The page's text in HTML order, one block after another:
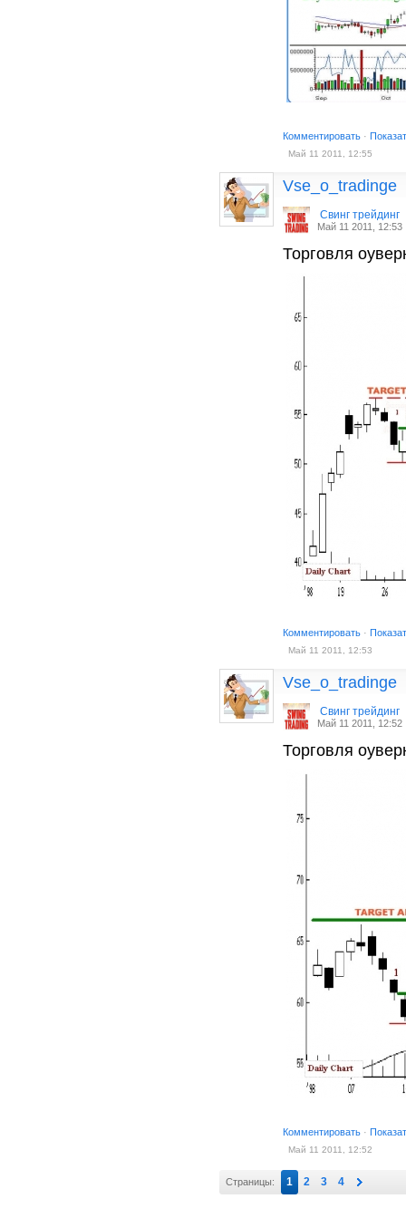
Комментировать ·
Май 11 2011, 12:55
Vse_o_tradinge
Cвинг трейдинг
Май 11 2011, 12:53
Торговля
Комментировать ·
Май 11 2011, 12:53
Vse_o_tradinge
Cвинг трейдинг
Май 11 2011, 12:52
Торговля
Комментировать ·
Май 11 2011, 12:52
Страницы: 1 2 3 4